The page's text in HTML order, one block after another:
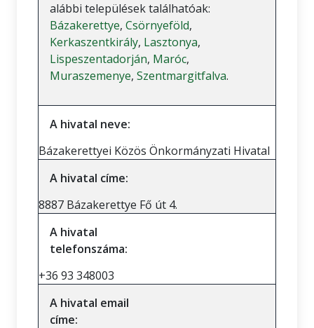
alábbi települések találhatóak:
Bázakerettye, Csörnyeföld,
Kerkaszentkirály, Lasztonya,
Lispeszentadorján, Maróc,
Muraszemenye, Szentmargitfalva.
A hivatal neve:
Bázakerettyei Közös Önkormányzati Hivatal
A hivatal címe:
8887 Bázakerettye Fő út 4.
A hivatal
telefonszáma:
+36 93 348003
A hivatal email
címe: